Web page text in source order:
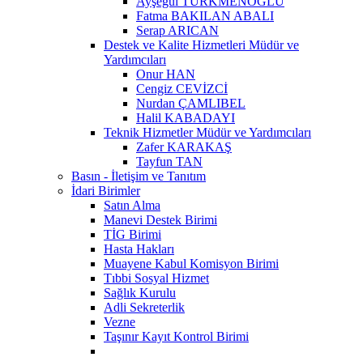
Fatma BAKILAN ABALI
Serap ARICAN
Destek ve Kalite Hizmetleri Müdür ve
Yardımcıları
Onur HAN
Cengiz CEVİZCİ
Nurdan ÇAMLIBEL
Halil KABADAYI
Teknik Hizmetler Müdür ve Yardımcıları
Zafer KARAKAŞ
Tayfun TAN
Basın - İletişim ve Tanıtım
İdari Birimler
Satın Alma
Manevi Destek Birimi
TİG Birimi
Hasta Hakları
Muayene Kabul Komisyon Birimi
Tıbbi Sosyal Hizmet
Sağlık Kurulu
Adli Sekreterlik
Vezne
Taşınır Kayıt Kontrol Birimi